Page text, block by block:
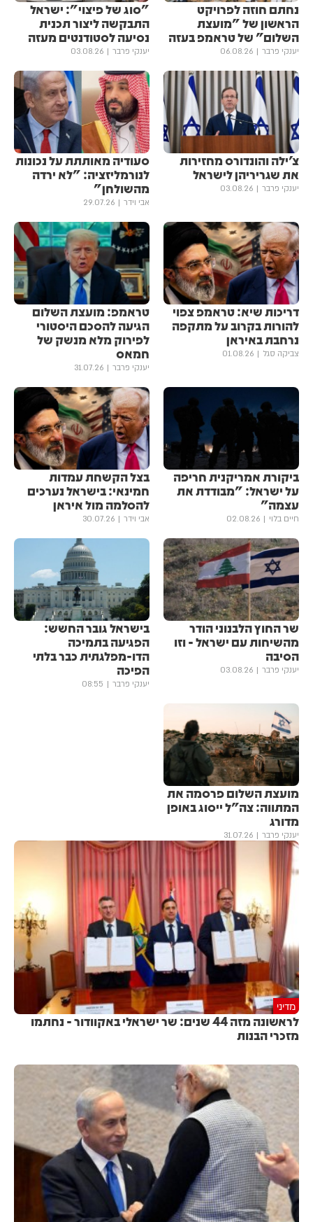
נחתם חוזה לפרויקט
הראשון של "מועצת
השלום" של טראמפ בעזה
יענקי פרבר 06.08.26
"סוג של פיצוי": ישראל
התבקשה ליצור תכנית
נסיעה לסטודנטים מעזה
יענקי פרבר 03.08.26
צ׳ילה והונדורס מחזירות
את שגריריהן לישראל
יענקי פרבר 03.08.26
סעודיה מאותתת על נכונות
לנורמליזציה: "לא ירדה
מהשולחן"
אבי וידר 29.07.26
דריכות שיא: טראמפ צפוי
להורות בקרוב על מתקפה
נרחבת באיראן
צביקה סגל 01.08.26
טראמפ: מועצת השלום
הגיעה להסכם היסטורי
לפירוק מלא מנשק של
חמאס
יענקי פרבר 31.07.26
ביקורת אמריקנית חריפה
על ישראל: "מבודדת את
עצמה"
חיים בלוי 02.08.26
בצל הקשחת עמדות
חמינאי: בישראל נערכים
להסלמה מול איראן
אבי וידר 30.07.26
שר החוץ הלבנוני הודר
מהשיחות עם ישראל - וזו
הסיבה
יענקי פרבר 03.08.26
בישראל גובר החשש:
הפגיעה בתמיכה
הדו-מפלגתית כבר בלתי
הפיכה
יענקי פרבר 08:55
מועצת השלום פרסמה את
המתווה: צה"ל ייסוג באופן
מדורג
יענקי פרבר 31.07.26
מדיני
לראשונה מזה 44 שנים: שר ישראלי באקוודור - נחתמו
מזכרי הבנות